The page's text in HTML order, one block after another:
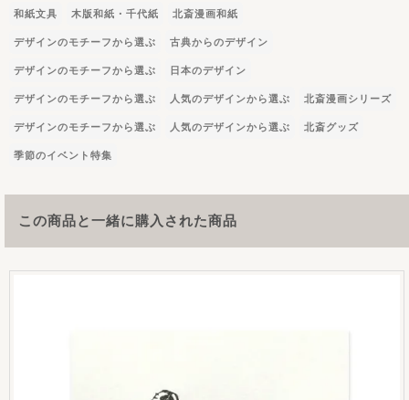
和紙文具 木版和紙・千代紙 北斎漫画和紙
デザインのモチーフから選ぶ 古典からのデザイン
デザインのモチーフから選ぶ 日本のデザイン
デザインのモチーフから選ぶ 人気のデザインから選ぶ 北斎漫画シリーズ
デザインのモチーフから選ぶ 人気のデザインから選ぶ 北斎グッズ
季節のイベント特集
この商品と一緒に購入された商品